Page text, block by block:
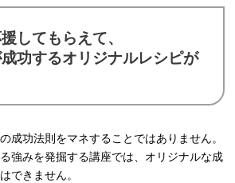
してもらえて、
功するオリジナルレシピが
成功法則をマネすることではありません。
強みを発掘する講座では、オリジナルな成
できません。